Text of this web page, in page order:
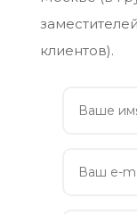
клиентов).